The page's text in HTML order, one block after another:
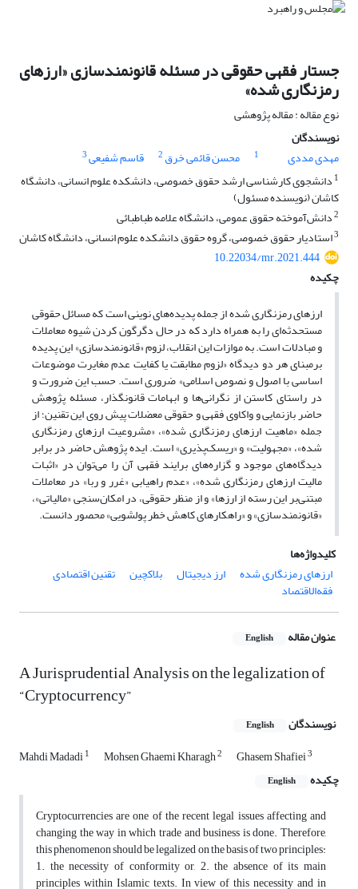
جستار فقهی حقوقی در مسئله‌‌ قانونمندسازی «ارزهای
‌‌رمزنگاری ‌‌شده»
نوع مقاله : مقاله پژوهشی
نویسندگان
مهدی مددی
1 محسن قائمی خرق 2 قاسم شفیعی3
1 دانشجوی کارشناسی ارشد حقوق خصوصی، دانشکده علوم انسانی، دانشگاه
کاشان (نویسنده مسئول)
2دانش‌آموخته حقوق عمومی، دانشگاه علامه طباطبائی
3استادیار حقوق خصوصی، گروه حقوق دانشکده علوم انسانی، دانشگاه کاشان
10.22034/mr.2021.444
چکیده
ارزهای ‌‌رمزنگاری ‌‌شده از جمله پدیده‌های نوینی است که مسائل حقوقی
مستحدثه‌‌ای را به همراه دارد که در حال دگرگون کردن شیوه‌‌ معاملات
و مبادلات است. به موازات این انقلاب، لزوم «قانونمندسازی» این پدیده
بر‌مبنای هر دو دیدگاه «لزوم مطابقت یا کفایت عدم مغایرت موضوعات
اساسی‌‌ با اصول و نصوص اسلامی» ضروری است. حسب این ضرورت و
در راستای کاستن از نگرانی‌‌ها و ابهامات قانونگذار، مسئله‌‌ پژوهش
حاضر بازنمایی و واکاوی فقهی و حقوقی معضلات پیش ‌‌روی این تقنین؛ از
جمله «ماهیت ارزهای ‌‌رمزنگاری ‌‌شده»، «مشروعیت ارزهای‌‌ رمزنگاری‌‌
شده»، «مجهولیت» و «ریسک‌‌پذیری» است. ایده‌‌ پژوهش حاضر در برابر
دیدگاه‌‌های موجود و گزاره‌‌های برایند فقهی آن‌‌ را می‌‌توان در «اثبات
مالیت ارزهای‌‌ رمزنگاری‌‌ شده»، «عدم راهیابی «غرر و ربا» در معاملات
مبتنی‌بر این رسته از ارزها» و از منظر حقوقی، در امکان‌‌سنجی «مالیاتی»،
«قانونمندسازی» و «راهکارهای کاهش خطر پولشویی» محصور دانست.
کلیدواژه‌ها
ارزهای ‌‌رمزنگاری‌‌ شده
ارز دیجیتال بلاکچین تقنین اقتصادی
فقه‌‌الاقتصاد
عنوان مقاله English
A Jurisprudential Analysis on the legalization of
“Cryptocurrency”
نویسندگان English
Mahdi Madadi1 Mohsen Ghaemi Kharagh2 Ghasem Shafiei3
چکیده English
Cryptocurrencies are one of the recent legal issues affecting and
changing the way in which trade and business is done. Therefore,
this phenomenon should be legalized on the basis of two principles:
1. the necessity of conformity or, 2. the absence of its main
principles within Islamic texts. In view of this necessity and in